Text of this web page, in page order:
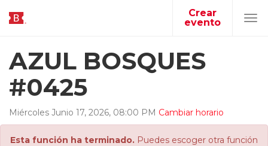
Crear
evento
AZUL BOSQUES
#0425
Miércoles Junio 17, 2026, 08:00 PM Cambiar horario
Esta función ha terminado. Puedes escoger otra función